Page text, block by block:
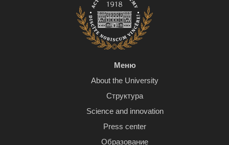
Меню
About the University
Структура
Science and innovation
Press center
Образование